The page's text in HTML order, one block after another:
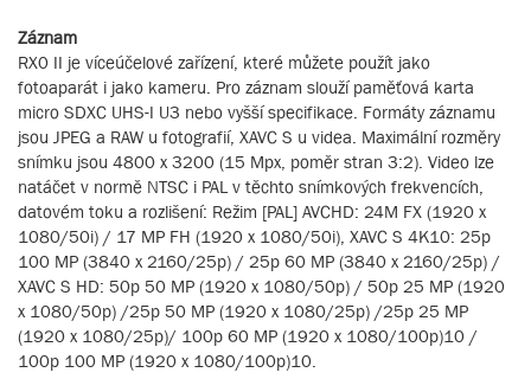
Záznam
RX0 II je víceúčelové zařízení, které můžete použít jako
fotoaparát i jako kameru. Pro záznam slouží paměťová karta
micro SDXC UHS-I U3 nebo vyšší specifikace. Formáty záznamu
jsou JPEG a RAW u fotografií, XAVC S u videa. Maximální rozměry
snímku jsou 4800 x 3200 (15 Mpx, poměr stran 3:2). Video lze
natáčet v normě NTSC i PAL v těchto snímkových frekvencích,
datovém toku a rozlišení: Režim [PAL] AVCHD: 24M FX (1920 x
1080/50i) / 17 MP FH (1920 x 1080/50i), XAVC S 4K10: 25p
100 MP (3840 x 2160/25p) / 25p 60 MP (3840 x 2160/25p) /
XAVC S HD: 50p 50 MP (1920 x 1080/50p) / 50p 25 MP (1920
x 1080/50p) /25p 50 MP (1920 x 1080/25p) /25p 25 MP
(1920 x 1080/25p)/ 100p 60 MP (1920 x 1080/100p)10 /
100p 100 MP (1920 x 1080/100p)10.